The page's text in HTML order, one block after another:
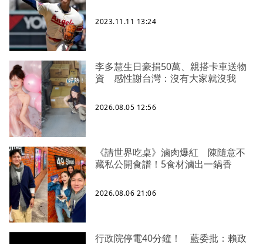
2023.11.11 13:24
李多慧生日豪捐50萬、親搭卡車送物
資 感性謝台灣：沒有大家就沒我
2026.08.05 12:56
《請世界吃桌》滷肉爆紅 陳隨意不
藏私公開食譜！5食材滷出一鍋香
2026.08.06 21:06
行政院停電40分鐘！ 藍委批：賴政